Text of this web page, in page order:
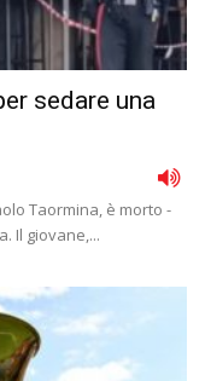
sedare una
Taormina, è morto -
Il giovane,...